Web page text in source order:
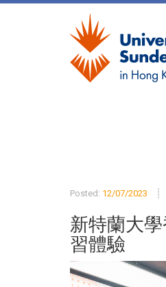
Posted: 12/07/2023
新特蘭大
習體驗